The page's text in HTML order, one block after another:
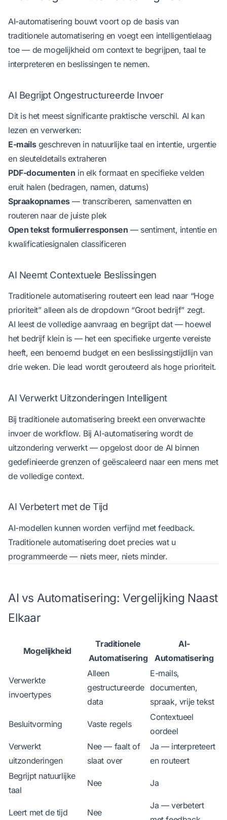
AI-automatisering bouwt voort op de basis van
traditionele automatisering en voegt een intelligentielaag
toe — de mogelijkheid om context te begrijpen, taal te
interpreteren en beslissingen te nemen.
AI Begrijpt Ongestructureerde Invoer
Dit is het meest significante praktische verschil. AI kan
lezen en verwerken:
E-mailsgeschreven in natuurlijke taal en intentie, urgentie
en sleuteldetails extraheren
PDF-documenten in elk formaat en specifieke velden
eruit halen (bedragen, namen, datums)
Spraakopnames— transcriberen, samenvatten en
routeren naar de juiste plek
Open tekst formulierresponsen — sentiment, intentie en
kwalificatiesignalen classificeren
AI Neemt Contextuele Beslissingen
Traditionele automatisering routeert een lead naar “Hoge
prioriteit” alleen als de dropdown “Groot bedrijf” zegt.
AI leest de volledige aanvraag en begrijpt dat — hoewel
het bedrijf klein is — het een specifieke urgente vereiste
heeft, een benoemd budget en een beslissingstijdlijn van
drie weken. Die lead wordt gerouteerd als hoge prioriteit.
AI Verwerkt Uitzonderingen Intelligent
Bij traditionele automatisering breekt een onverwachte
invoer de workflow. Bij AI-automatisering wordt de
uitzondering verwerkt — opgelost door de AI binnen
gedefinieerde grenzen of geëscaleerd naar een mens met
de volledige context.
AI Verbetert met de Tijd
AI-modellen kunnen worden verfijnd met feedback.
Traditionele automatisering doet precies wat u
programmeerde — niets meer, niets minder.
AI vs Automatisering: Vergelijking Naast
Elkaar
Mogelijkheid
Traditionele
Automatisering
AI-
Automatisering
Verwerkte
invoertypes
Alleen
gestructureerde
data
E-mails,
documenten,
spraak, vrije tekst
Besluitvorming Vaste regels
Contextueel
oordeel
Verwerkt
uitzonderingen
Nee — faalt of
slaat over
Ja — interpreteert
en routeert
Begrijpt natuurlijke
taal
Nee Ja
Leert met de tijd Nee
Ja — verbetert